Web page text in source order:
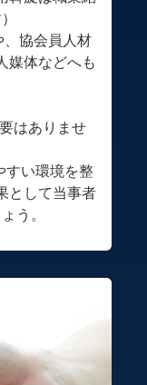
協会員人材
媒体などへも
はありませ
すい環境を整
として当事者
う。